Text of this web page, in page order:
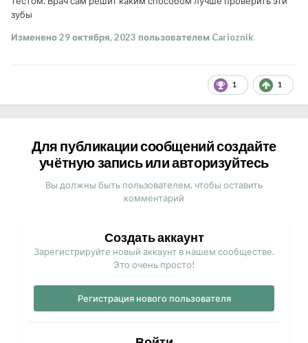
зубы
Изменено29 октября, 2023 пользователем Carioznik
1 1
Для публикации сообщений создайте
учётную запись или авторизуйтесь
Вы должны быть пользователем, чтобы оставить
комментарий
Создать аккаунт
Зарегистрируйте новый аккаунт в нашем сообществе.
Это очень просто!
Регистрация нового пользователя